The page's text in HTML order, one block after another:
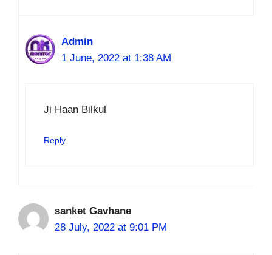
Admin
1 June, 2022 at 1:38 AM
Ji Haan Bilkul
Reply
sanket Gavhane
28 July, 2022 at 9:01 PM